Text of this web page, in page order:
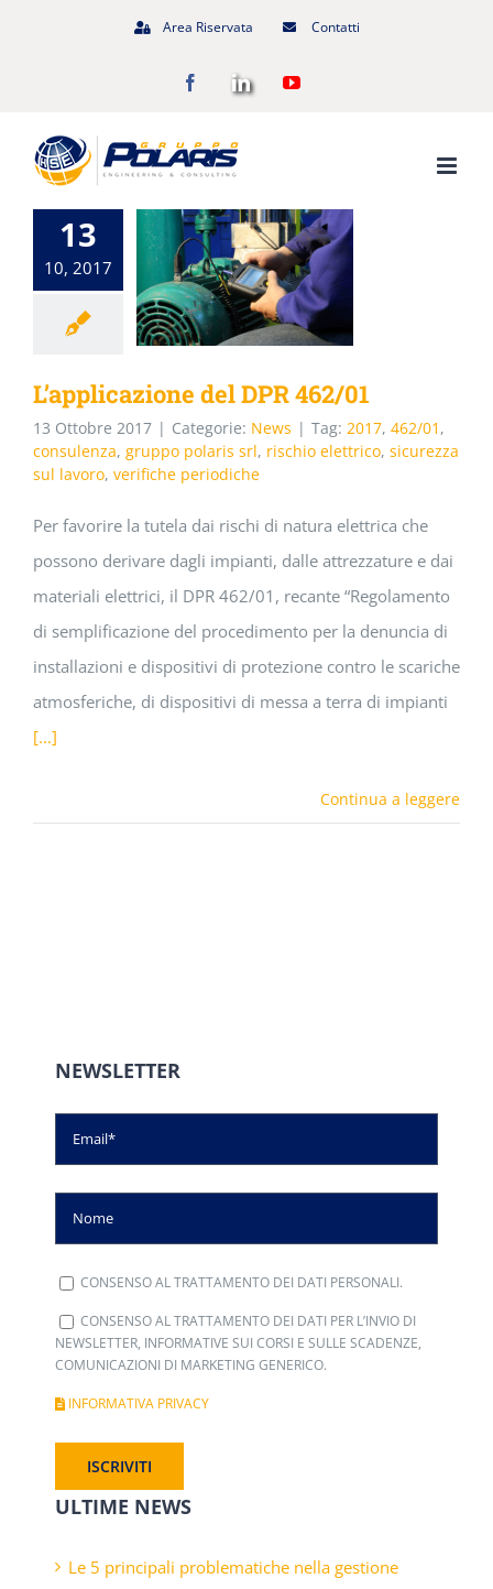
Area Riservata Contatti
FacebookLinkedInYouTube
13
10, 2017
L’applicazione del DPR 462/01
13 Ottobre 2017 | Categorie: News | Tag: 2017, 462/01 ,
consulenza, gruppo polaris srl, rischio elettrico, sicurezza
sul lavoro, verifiche periodiche
Per favorire la tutela dai rischi di natura elettrica che
possono derivare dagli impianti, dalle attrezzature e dai
materiali elettrici, il DPR 462/01, recante “Regolamento
di semplificazione del procedimento per la denuncia di
installazioni e dispositivi di protezione contro le scariche
atmosferiche, di dispositivi di messa a terra di impianti
[...]
Continua a leggere
NEWSLETTER
CONSENSO AL TRATTAMENTO DEI DATI PERSONALI.
CONSENSO AL TRATTAMENTO DEI DATI PER L’INVIO DI
NEWSLETTER, INFORMATIVE SUI CORSI E SULLE SCADENZE,
COMUNICAZIONI DI MARKETING GENERICO.
INFORMATIVA PRIVACY
ULTIME NEWS
Le 5 principali problematiche nella gestione